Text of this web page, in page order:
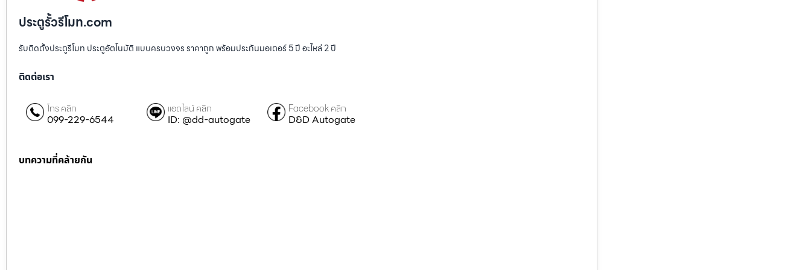
ประตูรั้วรีโมท.com
รับติดตั้งประตูรีโมท ประตูอัตโนมัติ แบบครบวงจร ราคาถูก พร้อมประกันมอเตอร์ 5 ปี อะไหล่ 2 ปี
ติดต่อเรา
โทร คลิก
099-229-6544
แอดไลน์ คลิก
ID: @dd-autogate
Facebook คลิก
D&D Autogate
บทความที่คล้ายกัน